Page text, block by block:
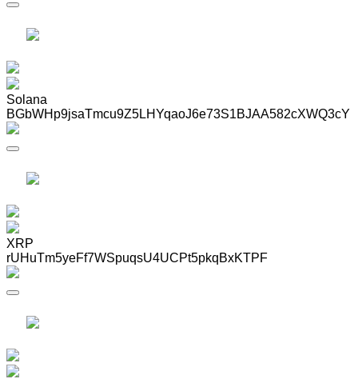
Solana
BGbWHp9jsaTmcu9Z5LHYqaoJ6e73S1BJAA582cXWQ3cY
XRP
rUHuTm5yeFf7WSpuqsU4UCPt5pkqBxKTPF